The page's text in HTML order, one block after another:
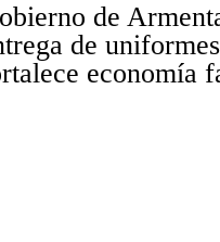
de
de
economía